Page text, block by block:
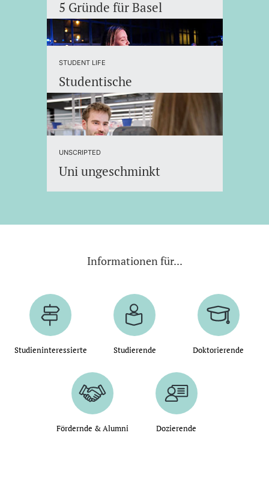
5 Gründe für Basel
STUDENT LIFE
Studentische
Organisationen
UNSCRIPTED
Uni ungeschminkt
Informationen für...
Studieninteressierte Studierende Doktorierende
Fördernde & Alumni Dozierende